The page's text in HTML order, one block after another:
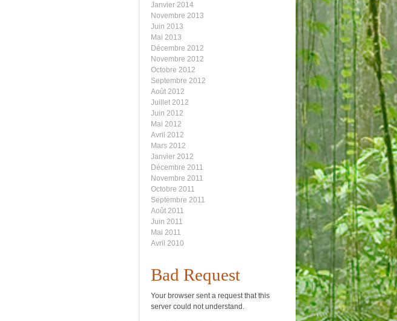
Janvier 2014
Novembre 2013
Juin 2013
Mai 2013
Décembre 2012
Novembre 2012
Octobre 2012
Septembre 2012
Août 2012
Juillet 2012
Juin 2012
Mai 2012
Avril 2012
Mars 2012
Janvier 2012
Décembre 2011
Novembre 2011
Octobre 2011
Septembre 2011
Août 2011
Juin 2011
Mai 2011
Avril 2010
Bad Request
Your browser sent a request that this
server could not understand.